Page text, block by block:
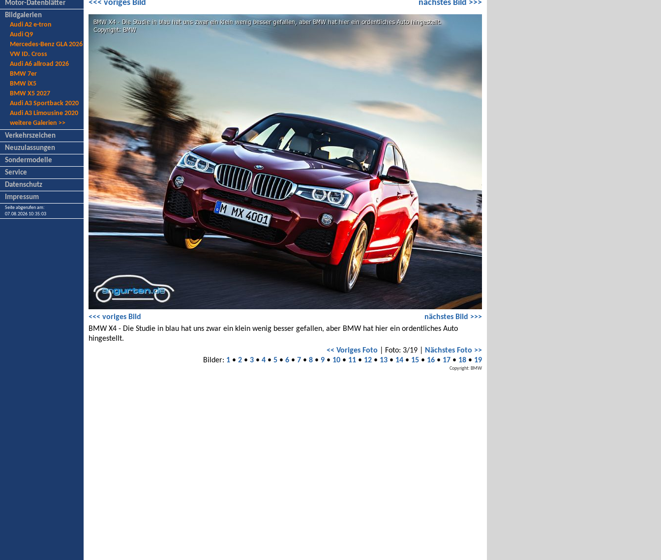
Motor-Datenblätter
Bildgalerien
Audi A2 e-tron
Audi Q9
Mercedes-Benz GLA 2026
VW ID. Cross
Audi A6 allroad 2026
BMW 7er
BMW iX5
BMW X5 2027
Audi A3 Sportback 2020
Audi A3 Limousine 2020
weitere Galerien >>
Verkehrszeichen
Neuzulassungen
Sondermodelle
Service
Datenschutz
Impressum
Seite abgerufen am:
07.08.2026 10:35:03
<<< voriges Bild nächstes Bild >>>
<<< voriges Bild
nächstes Bild >>>
BMW X4 - Die Studie in blau hat uns zwar ein klein wenig besser gefallen, aber BMW hat hier ein ordentliches Auto
hingestellt.
<< Voriges Foto | Foto: 3/19 |
Nächstes Foto >>
Bilder: 1 • 2 • 3 • 4 • 5 • 6 • 7 • 8 • 9 • 10 • 11 • 12 • 13 • 14 • 15 • 16 • 17 • 18 • 19
Copyright: BMW